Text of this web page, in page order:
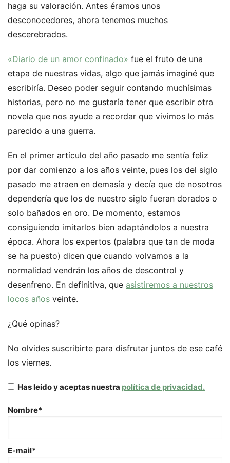
haga su valoración. Antes éramos unos
desconocedores, ahora tenemos muchos
descerebrados.
«Diario de un amor confinado» fue el fruto de una
etapa de nuestras vidas, algo que jamás imaginé que
escribiría. Deseo poder seguir contando muchísimas
historias, pero no me gustaría tener que escribir otra
novela que nos ayude a recordar que vivimos lo más
parecido a una guerra.
En el primer artículo del año pasado me sentía feliz
por dar comienzo a los años veinte, pues los del siglo
pasado me atraen en demasía y decía que de nosotros
dependería que los de nuestro siglo fueran dorados o
solo bañados en oro. De momento, estamos
consiguiendo imitarlos bien adaptándolos a nuestra
época. Ahora los expertos (palabra que tan de moda
se ha puesto) dicen que cuando volvamos a la
normalidad vendrán los años de descontrol y
desenfreno. En definitiva, que asistiremos a nuestros
locos años veinte.
¿Qué opinas?
No olvides suscribirte para disfrutar juntos de ese café
los viernes.
Has leído y aceptas nuestra política de privacidad.
Nombre*
E-mail*